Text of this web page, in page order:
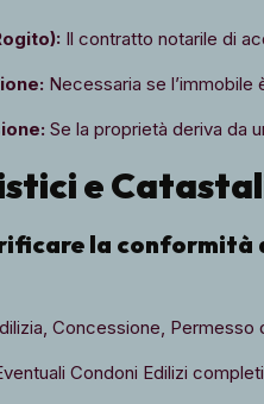
Il contratto notarile di
Necessaria se l’immobile
Se la proprietà deriva da
e
la conformità
Concessione, Permesso
Condoni Edilizi